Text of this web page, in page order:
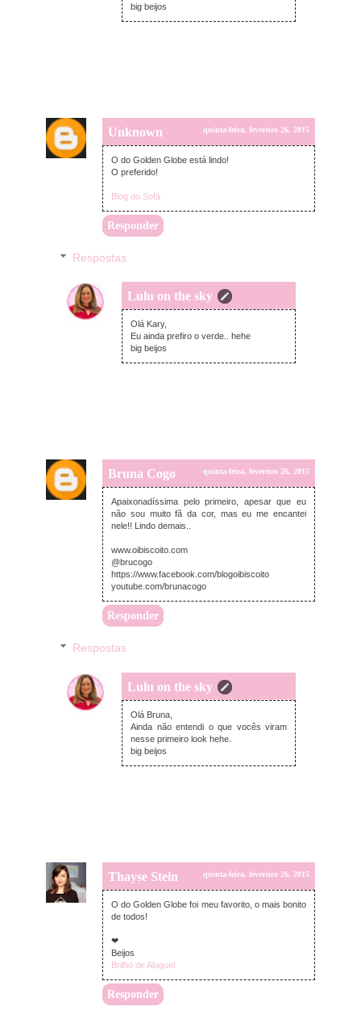
big beijos
Unknown quinta-feira, fevereiro 26, 2015
O do Golden Globe está lindo!
O preferido!
Blog do Sofá
Responder
Respostas
Lulu on the sky
quinta-feira, fevereiro 26, 2015
Olá Kary,
Eu ainda prefiro o verde.. hehe
big beijos
Bruna Cogo quinta-feira, fevereiro 26, 2015
Apaixonadíssima pelo primeiro, apesar que eu
não sou muito fã da cor, mas eu me encantei
nele!! Lindo demais..
www.oibiscoito.com
@brucogo
https://www.facebook.com/blogoibiscoito
youtube.com/brunacogo
Responder
Respostas
Lulu on the sky
quinta-feira, fevereiro 26, 2015
Olá Bruna,
Ainda não entendi o que vocês viram
nesse primeiro look hehe.
big beijos
Thayse Stein quinta-feira, fevereiro 26, 2015
O do Golden Globe foi meu favorito, o mais bonito
de todos!
❤
Beijos
Brilho de Aluguel
Responder